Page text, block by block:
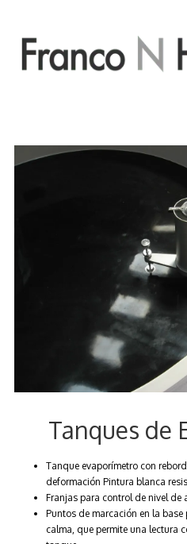
Tanques de
Tanque evaporímetro con
deformación Pintura blanca
Franjas para control de nivel de
Puntos de marcación en la
calma, que permite una lectura